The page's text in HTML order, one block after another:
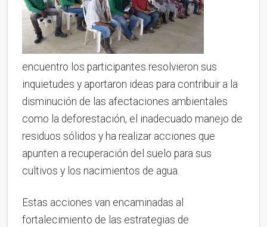
encuentro los participantes resolvieron sus
inquietudes y aportaron ideas para contribuir a la
disminución de las afectaciones ambientales
como la deforestación, el inadecuado manejo de
residuos sólidos y ha realizar acciones que
apunten a recuperación del suelo para sus
cultivos y los nacimientos de agua.
Estas acciones van encaminadas al
fortalecimiento de las estrategias de